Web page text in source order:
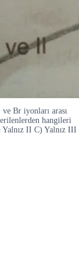
Br iyonları arası
hangileri
Yalnız II C) Yalnız III